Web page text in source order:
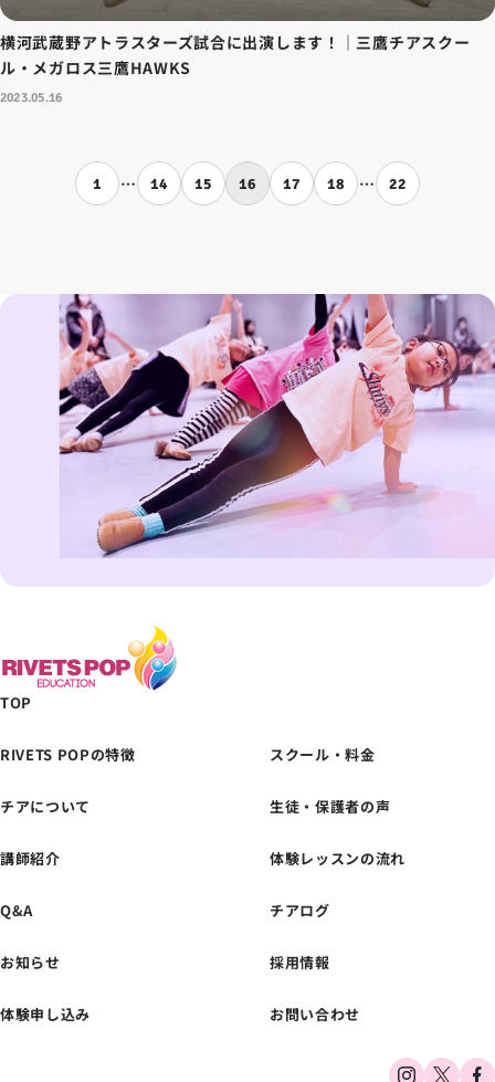
横河武蔵野アトラスターズ試合に出演します！｜三鷹チアスクー
ル・メガロス三鷹HAWKS
2023.05.16
1 … 14 15 16 17 18 … 22
体験レッスンの
お申し込みはこちら
TOP
RIVETS POPの特徴 スクール・料金
チアについて 生徒・保護者の声
講師紹介 体験レッスンの流れ
Q&A チアログ
お知らせ 採用情報
体験申し込み お問い合わせ